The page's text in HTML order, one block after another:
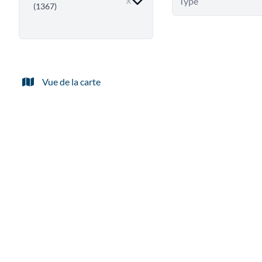
(1367)
Vue de la carte